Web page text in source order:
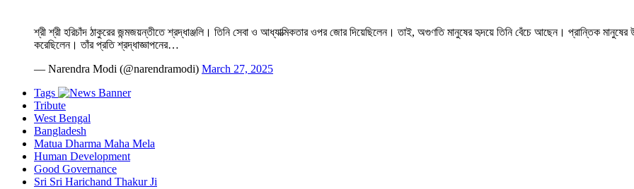
শ্রী শ্রী হরিচাঁদ ঠাকুরের জন্মজয়ন্তীতে শ্রদ্ধাঞ্জলি। তিনি সেবা ও আধ্যাত্মিকতার ওপর জোর দিয়েছিলেন। তাই, অগুণতি মানুষের হৃদয়ে তিনি বেঁচে আছেন। প্রান্তিক মানুষের
করেছিলেন। তাঁর প্রতি শ্রদ্ধাজ্ঞাপনের…
— Narendra Modi (@narendramodi) March 27, 2025
Tags
Tribute
West Bengal
Bangladesh
Matua Dharma Maha Mela
Human Development
Good Governance
Sri Sri Harichand Thakur Ji